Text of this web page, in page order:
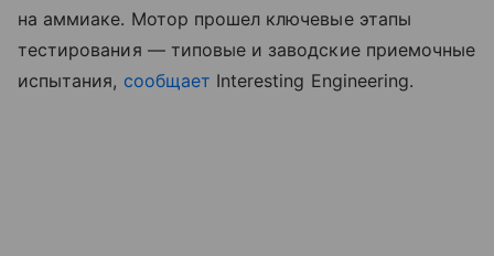
на аммиаке. Мотор прошел ключевые этапы
тестирования — типовые и заводские приемочные
испытания, сообщает Interesting Engineering.